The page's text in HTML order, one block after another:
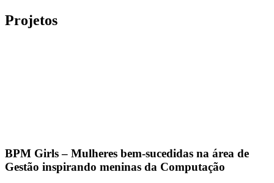
Projetos
BPM Girls – Mulheres bem-sucedidas na área de
Gestão inspirando meninas da Computação